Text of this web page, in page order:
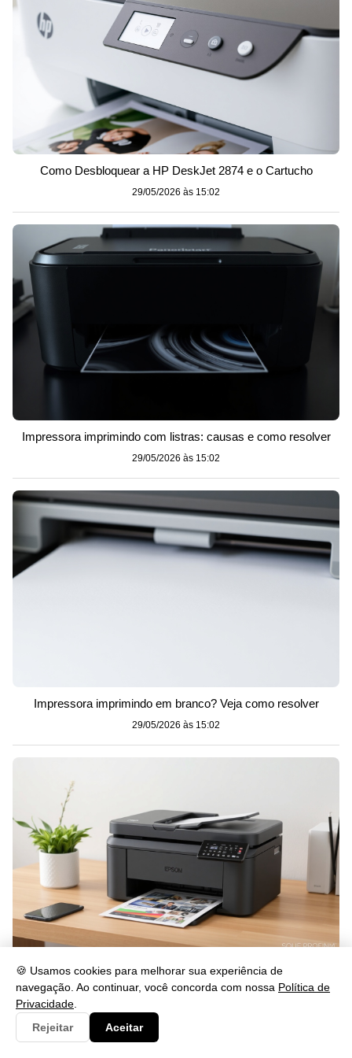
🍪 Usamos cookies para melhorar sua experiência de
navegação. Ao continuar, você concorda com nossa Política de
Privacidade
Rejeitar
Aceitar
Como Desbloquear a HP DeskJet 2874 e o Cartucho
29/05/2026 às 15:02
Impressora imprimindo com listras: causas e como resolver
29/05/2026 às 15:02
Impressora imprimindo em branco? Veja como resolver
29/05/2026 às 15:02
Como Instalar o Drive L4260 Passo a Passo
29/05/2026 às 15:02
Categorias